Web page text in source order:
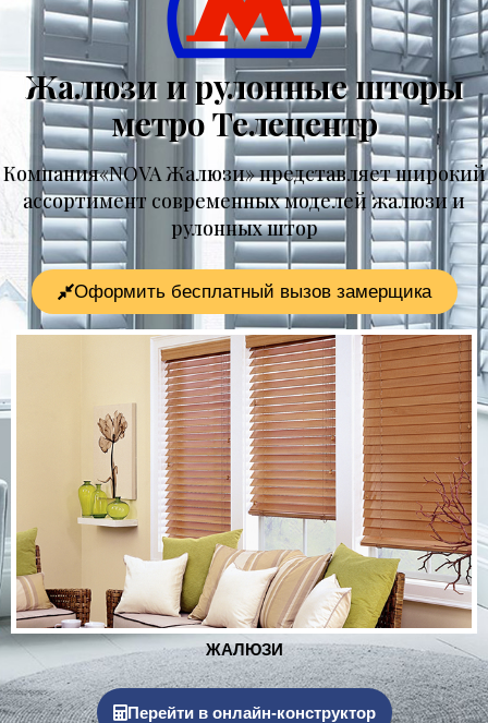
Жалюзи и рулонные шторы
метро Телецентр
Компания«NOVA Жалюзи» представляет широкий
ассортимент современных моделей жалюзи и
рулонных штор
Оформить бесплатный вызов замерщика
РОЛЬСТАВНИ
Перейти в онлайн-конструктор